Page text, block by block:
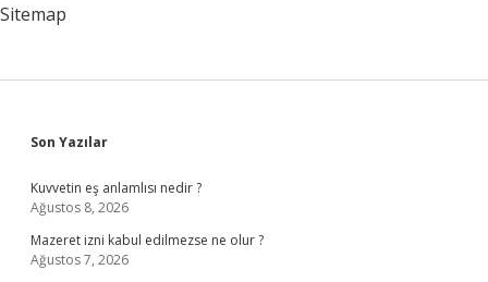
Sitemap
Sidebar
Son Yazılar
Kuvvetin eş anlamlısı nedir ?
Ağustos 8, 2026
Mazeret izni kabul edilmezse ne olur ?
Ağustos 7, 2026